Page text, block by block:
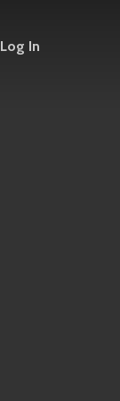
Log In